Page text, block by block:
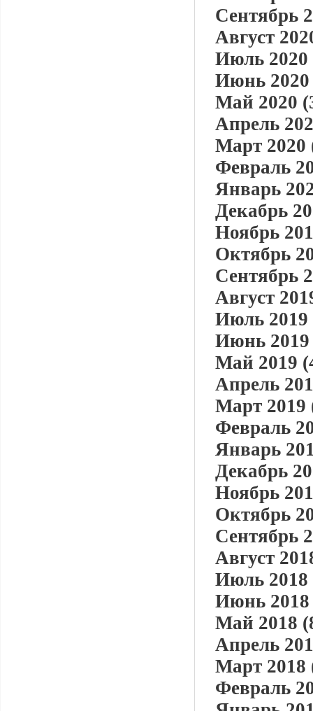
Сентябрь
Август
Июль 2020
Июнь 2020
Май 2020
Апрель
Март 2020
Февраль
Январь
Декабрь
Ноябрь
Октябрь
Сентябрь
Август
Июль 2019
Июнь 2019
Май 2019
Апрель
Март 2019
Февраль
Январь
Декабрь
Ноябрь
Октябрь
Сентябрь
Август
Июль 2018
Июнь 2018
Май 2018
Апрель
Март 2018
Февраль